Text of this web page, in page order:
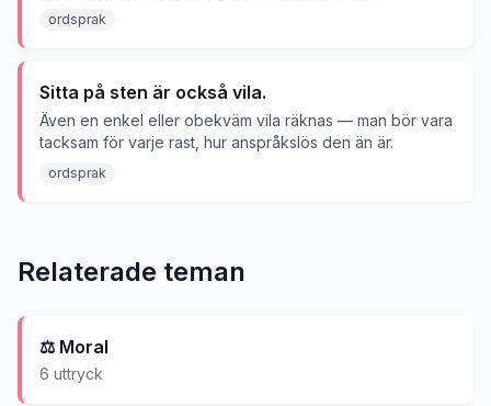
improviserat det än ser ut.
ordsprak
Sitta på sten är också vila.
Även en enkel eller obekväm vila räknas — man bör vara
tacksam för varje rast, hur anspråkslös den än är.
ordsprak
Relaterade teman
⚖️ Moral
6 uttryck